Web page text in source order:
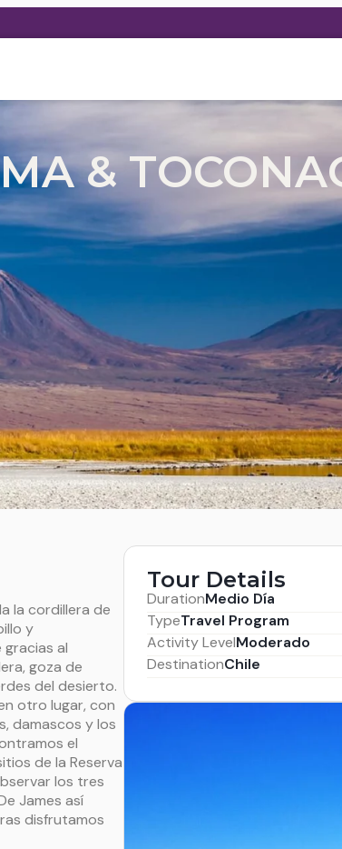
&
la cordillera de
y
al
goza de
del desierto.
otro lugar, con
damascos y los
el
de la Reserva
los tres
James así
disfrutamos
Tour Details
DurationMedio Día
TypeTravel Program
Activity LevelModerado
DestinationChile